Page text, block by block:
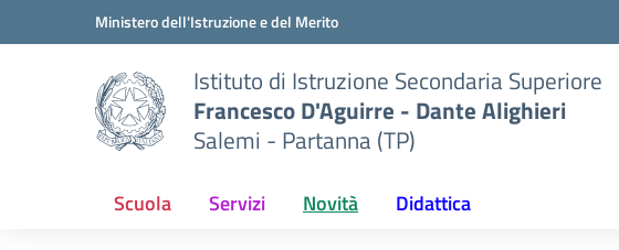
Vai ai contenuti
Vai al menu di navigazioneMinistero dell'Istruzione e del Merito
Istituto di Istruzione Secondaria Superiore
Francesco D'Aguirre - Dante Alighieri
Salemi - Partanna (TP)
Scuola Servizi Novità Didattica